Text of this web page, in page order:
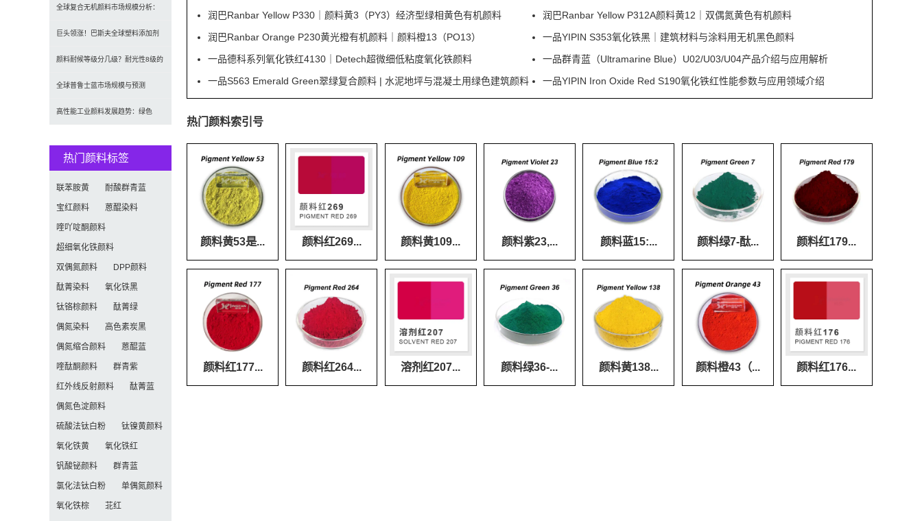
润巴Ranbar Yellow P330｜颜料黄3（PY3）经济型绿相黄色有机颜料
润巴Ranbar Yellow P312A颜料黄12｜双偶氮黄色有机颜料
润巴Ranbar Orange P230黄光橙有机颜料｜颜料橙13（PO13）
一品YIPIN S353氧化铁黑｜建筑材料与涂料用无机黑色颜料
一品德科系列氧化铁红4130｜Detech超微细低粘度氧化铁颜料
一品群青蓝（Ultramarine Blue）U02/U03/U04产品介绍与应用解析
一品S563 Emerald Green翠绿复合颜料 | 水泥地坪与混凝土用绿色建筑颜料
一品YIPIN Iron Oxide Red S190氧化铁红性能参数与应用领域介绍
热门颜料索引号
颜料黄53是... 颜料红269... 颜料黄109... 颜料紫23,... 颜料蓝15:... 颜料绿7-酞... 颜料红179...
颜料红177... 颜料红264... 溶剂红207... 颜料绿36-... 颜料黄138... 颜料橙43（... 颜料红176...
行业领跑
规模、趋势及2030年增长预测
（CAGR 7.1%）
全球复合无机颜料市场规模分析：
2035年达5.39亿美元，建筑与涂料
需求推动增长
巨头领涨！巴斯夫全球塑料添加剂
涨价20% 原材料成本推高行业价格
颜料耐候等级分几级？耐光性8级的
定义及耐候性测试标准解析
全球普鲁士蓝市场规模与预测
（2026-2034）：按类型、形式、
高性能工业颜料发展趋势：绿色
热门颜料标签
联苯胺黄 耐酸群青蓝
宝红颜料 蒽醌染料
喹吖啶酮颜料
超细氧化铁颜料
双偶氮颜料 DPP颜料
酞菁染料 氧化铁黑
钛铬棕颜料 酞菁绿
偶氮染料 高色素炭黑
偶氮缩合颜料 蒽醌蓝
喹酞酮颜料 群青紫
红外线反射颜料 酞菁蓝
偶氮色淀颜料
硫酸法钛白粉 钛镍黄颜料
氧化铁黄 氧化铁红
钒酸铋颜料 群青蓝
氯化法钛白粉 单偶氮颜料
氧化铁棕 苝红